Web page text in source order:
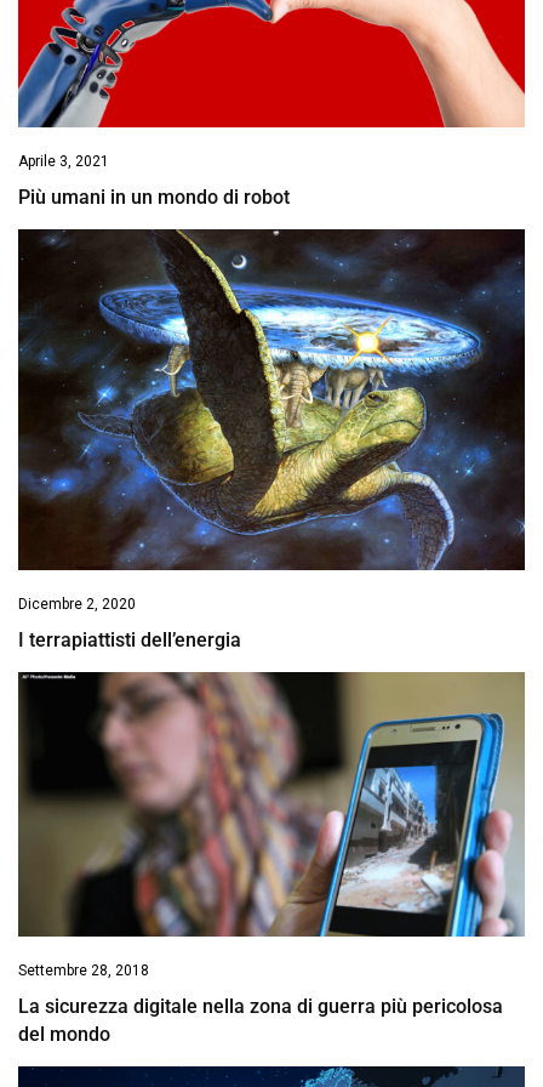
Aprile 3, 2021
Più umani in un mondo di robot
Dicembre 2, 2020
I terrapiattisti dell’energia
Settembre 28, 2018
La sicurezza digitale nella zona di guerra più pericolosa
del mondo